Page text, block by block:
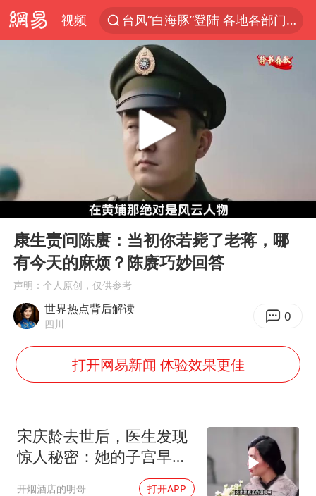
视频
台风“白海豚”登陆 各地各部门全力应对
多地银行上调存款利率
上海地铁4条线路全线停运
4.2平卫生间补漏注胶花1.55万
白海豚路径图
宇树申购 中一签有望赚20万元
今日有3只新股申购
白海豚可深入内陆制造大范围风雨
NBA传奇教练老尼尔森去世
手机真会“偷听”我们说话吗
轰-6K到底是不是战略轰炸机
“皋”在低处
5万小车卖不动 微型代步车集体遇冷
加沙约14万栋建筑被完全摧毁
从科技创新看开局起步的时与势
Play
00:00 06:21
康生责问陈赓：当初你若毙了老蒋，哪
有今天的麻烦？陈赓巧妙回答
声明：个人原创，仅供参考
世界热点背后解读
四川 0
打开网易新闻 体验效果更佳
宋庆龄去世后，医生发现
惊人秘密：她的子宫早就
开烟酒店的明哥 打开APP